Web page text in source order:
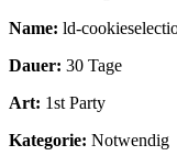
Name: ld-
Dauer: 30 Tage
Art: 1st Party
Kategorie: Notwendig